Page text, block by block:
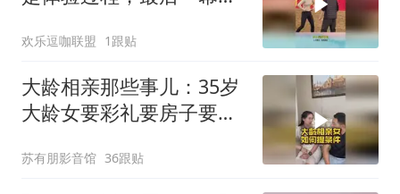
欢乐逗咖联盟 1跟贴
大龄相亲那些事儿：35岁
大龄女要彩礼要房子要车
索取型
苏有朋影音馆 36跟贴